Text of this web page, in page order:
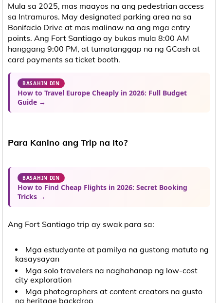
Mula sa 2025, mas maayos na ang pedestrian access
sa Intramuros. May designated parking area na sa
Bonifacio Drive at mas malinaw na ang mga entry
points. Ang Fort Santiago ay bukas mula 8:00 AM
hanggang 9:00 PM, at tumatanggap na ng GCash at
card payments sa ticket booth.
BASAHIN DIN
How to Travel Europe Cheaply in 2026: Full Budget
Guide →
Para Kanino ang Trip na Ito?
BASAHIN DIN
How to Find Cheap Flights in 2026: Secret Booking
Tricks →
Ang Fort Santiago trip ay swak para sa:
Mga estudyante at pamilya na gustong matuto ng
kasaysayan
Mga solo travelers na naghahanap ng low-cost
city exploration
Mga photographers at content creators na gusto
ng heritage backdrop